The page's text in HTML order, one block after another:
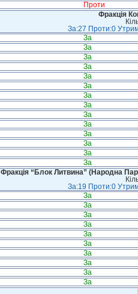
Проти
Фракція
За:27 Проти:0
За
За
За
За
За
За
За
За
За
За
За
За
За
За
Фракція “Блок Литвина” (Народна
За:19 Проти:0
За
За
За
За
За
За
За
За
За
За